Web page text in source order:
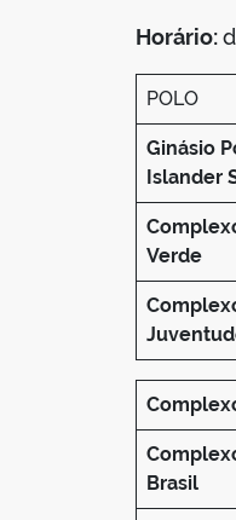
Horário:
POLO
Ginásio
Islander
Verde
Brasil